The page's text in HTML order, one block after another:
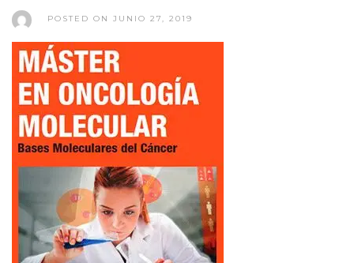
POSTED ON JUNIO 27, 2019